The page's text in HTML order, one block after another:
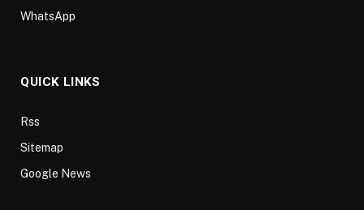
WhatsApp
QUICK LINKS
Rss
Sitemap
Google News